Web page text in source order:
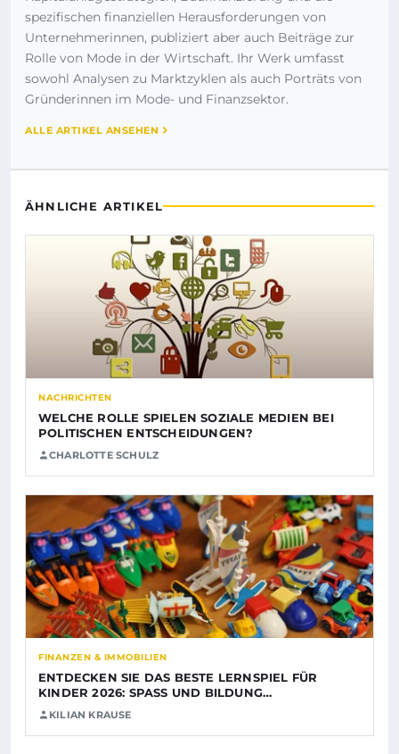
spezifischen finanziellen Herausforderungen von
Unternehmerinnen, publiziert aber auch Beiträge zur
Rolle von Mode in der Wirtschaft. Ihr Werk umfasst
sowohl Analysen zu Marktzyklen als auch Porträts von
Gründerinnen im Mode- und Finanzsektor.
ALLE ARTIKEL ANSEHEN
ÄHNLICHE ARTIKEL
NACHRICHTEN
WELCHE ROLLE SPIELEN SOZIALE MEDIEN BEI
POLITISCHEN ENTSCHEIDUNGEN?
CHARLOTTE SCHULZ
FINANZEN & IMMOBILIEN
ENTDECKEN SIE DAS BESTE LERNSPIEL FÜR
KINDER 2026: SPASS UND BILDUNG…
KILIAN KRAUSE